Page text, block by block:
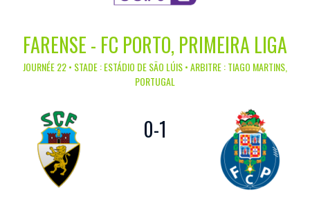
FARENSE - FC PORTO, PRIMEIRA LIGA
JOURNÉE 22 • STADE : ESTÁDIO DE SÃO LÚIS • ARBITRE : TIAGO MARTINS,
PORTUGAL
0-1